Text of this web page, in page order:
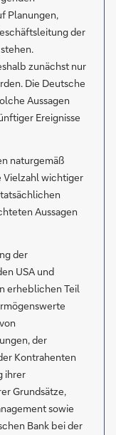
Planungen,
der
zunächst nur
Die Deutsche
Aussagen
Ereignisse
naturgemäß
Vielzahl wichtiger
Aussagen
der
USA und
erheblichen Teil
der
Kontrahenten
ihrer
Grundsätze,
sowie
Bank bei der